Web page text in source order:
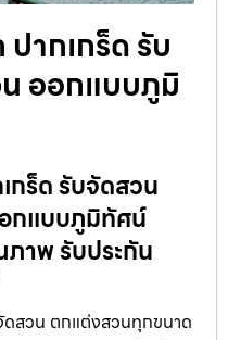
ากเกร็ด รับ
ออกแบบภูมิ
กร็ด รับจัดสวน
กแบบภูมิทัศน์
ภาพ รับประกัน
ดสวน ตกแต่งสวนทุกขนาด